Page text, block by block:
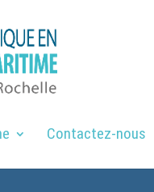
Contactez-nous